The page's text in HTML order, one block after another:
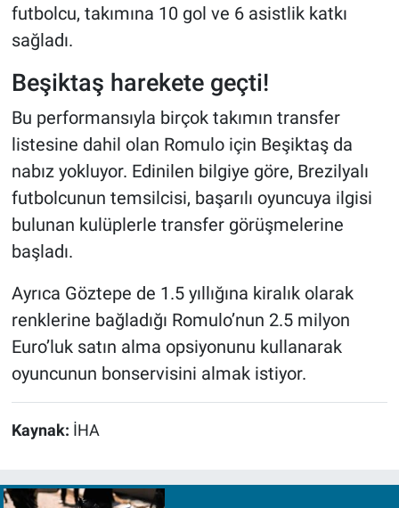
futbolcu, takımına 10 gol ve 6 asistlik katkı
sağladı.
Beşiktaş harekete geçti!
Bu performansıyla birçok takımın transfer
listesine dahil olan Romulo için Beşiktaş da
nabız yokluyor. Edinilen bilgiye göre, Brezilyalı
futbolcunun temsilcisi, başarılı oyuncuya ilgisi
bulunan kulüplerle transfer görüşmelerine
başladı.
Ayrıca Göztepe de 1.5 yıllığına kiralık olarak
renklerine bağladığı Romulo’nun 2.5 milyon
Euro’luk satın alma opsiyonunu kullanarak
oyuncunun bonservisini almak istiyor.
Kaynak: İHA